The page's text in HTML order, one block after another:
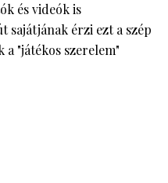
és videók is
sajátjának érzi ezt a szép
"játékos szerelem"